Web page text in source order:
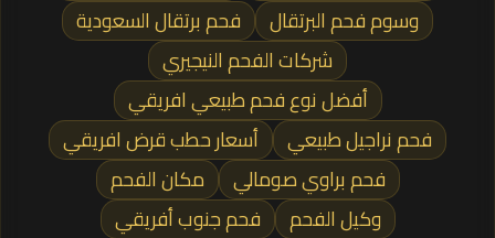
وسوم فحم البرتقال
فحم برتقال السعودية
شركات الفحم النيجيري
أفضل نوع فحم طبيعي افريقي
فحم نراجيل طبيعي
أسعار حطب قرض افريقي
فحم براوي صومالي
مكان الفحم
وكيل الفحم
فحم جنوب أفريقي